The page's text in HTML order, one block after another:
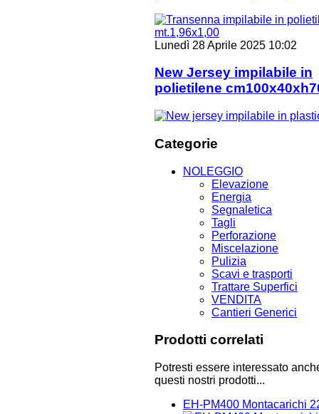
Lunedì 28 Aprile 2025 10:02
New Jersey impilabile in
polietilene
Categorie
NOLEGGIO
Elevazione
Energia
Segnaletica
Tagli
Perforazione
Miscelazione
Pulizia
Scavi e trasporti
Trattare Superfici
VENDITA
Cantieri Generici
Prodotti correlati
Potresti essere interessato
questi nostri prodotti...
EH-PM400 Montacarichi